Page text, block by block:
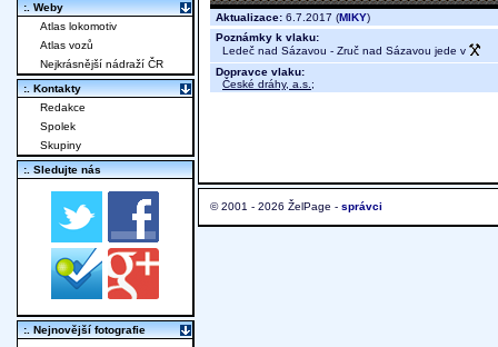
Aktualizace: 6.7.2017 (MIKY)
Poznámky k vlaku:
Ledeč nad Sázavou - Zruč nad Sázavou jede v
Dopravce vlaku:
České dráhy, a.s. ;
© 2001 - 2026 ŽelPage - správci
:. Weby
Atlas lokomotiv
Atlas vozů
Nejkrásnější nádraží ČR
:. Kontakty
Redakce
Spolek
Skupiny
:. Sledujte nás
:. Nejnovější fotografie